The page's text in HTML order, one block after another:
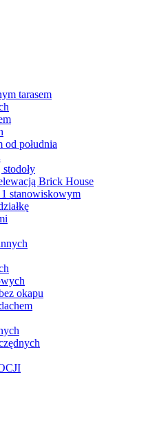
tarasem
południa
Brick House
stanowiskowym
okapu